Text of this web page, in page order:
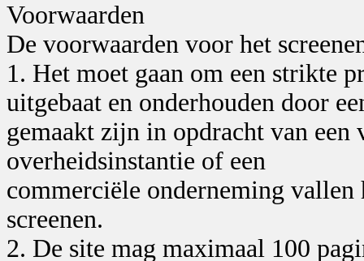
Voorwaarden
De voorwaarden voor het
1. Het moet gaan om een strikte
uitgebaat en onderhouden door
gemaakt zijn in opdracht van een
overheidsinstantie of een
commerciële onderneming
screenen.
2. De site mag maximaal 100